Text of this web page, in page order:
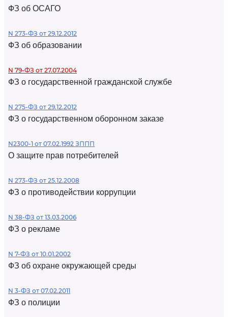
ФЗ об ОСАГО
N 273-ФЗ от 29.12.2012
ФЗ об образовании
N 79-ФЗ от 27.07.2004
ФЗ о государственной гражданской службе
N 275-ФЗ от 29.12.2012
ФЗ о государственном оборонном заказе
N2300-1 от 07.02.1992 ЗППП
О защите прав потребителей
N 273-ФЗ от 25.12.2008
ФЗ о противодействии коррупции
N 38-ФЗ от 13.03.2006
ФЗ о рекламе
N 7-ФЗ от 10.01.2002
ФЗ об охране окружающей среды
N 3-ФЗ от 07.02.2011
ФЗ о полиции